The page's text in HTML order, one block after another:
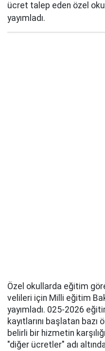
ücret talep eden özel
yayımladı.
Özel okullarda eğitim
velileri için Milli eğitim
yayımladı. 025-2026
kayıtlarını başlatan bazı
belirli bir hizmetin
"diğer ücretler" adı